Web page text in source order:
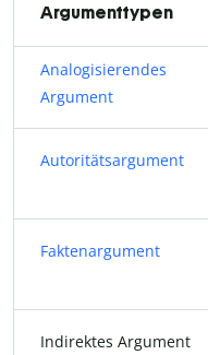
Argumenttypen
Analogisierendes
Argument
Autoritätsargument
Faktenargument
Indirektes Argument